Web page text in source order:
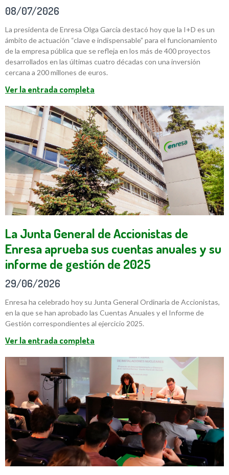
08/07/2026
La presidenta de Enresa Olga García destacó hoy que la I+D es un
ámbito de actuación “clave e indispensable” para el funcionamiento
de la empresa pública que se refleja en los más de 400 proyectos
desarrollados en las últimas cuatro décadas con una inversión
cercana a 200 millones de euros.
Ver la entrada completa
La Junta General de Accionistas de
Enresa aprueba sus cuentas anuales y su
informe de gestión de 2025
29/06/2026
Enresa ha celebrado hoy su Junta General Ordinaria de Accionistas,
en la que se han aprobado las Cuentas Anuales y el Informe de
Gestión correspondientes al ejercicio 2025.
Ver la entrada completa